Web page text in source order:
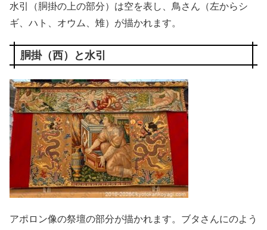
水引（胴掛の上の部分）は空を表し、鳥さん（左からシ
ギ、ハト、オウム、雉）が描かれます。
胴掛（西）と水引
アポロン像の祭壇の部分が描かれます。ブタさんにのよう